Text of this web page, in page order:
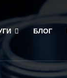
БЛОГ